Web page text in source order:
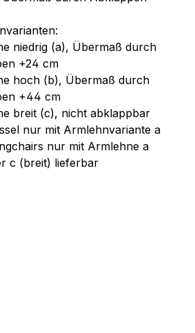
niedrig (a), Übermaß durch
+24 cm
hoch (b), Übermaß durch
+44 cm
breit (c), nicht abklappbar
nur mit Armlehnvariante a
nur mit Armlehne a
c (breit) lieferbar